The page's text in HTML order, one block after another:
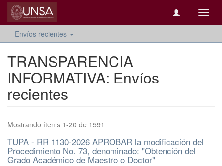
Envíos recientes
TRANSPARENCIA
INFORMATIVA: Envíos
recientes
Mostrando ítems 1-20 de 1591
TUPA - RR 1130-2026 APROBAR la modificación del
Procedimiento No. 73, denominado: "Obtención del
Grado Académico de Maestro o Doctor"